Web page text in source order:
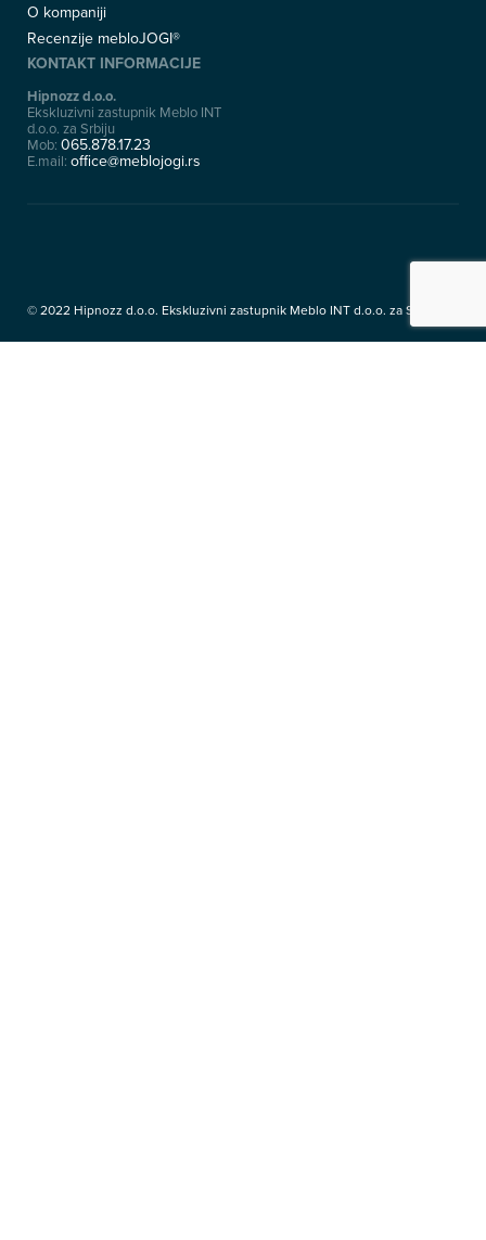
O kompaniji
Recenzije mebloJOGI®
KONTAKT INFORMACIJE
Hipnozz d.o.o.
Ekskluzivni zastupnik Meblo INT
d.o.o. za Srbiju
Mob: 065.878.17.23
E.mail: office@meblojogi.rs
© 2022 Hipnozz d.o.o. Ekskluzivni zastupnik Meblo INT d.o.o. za Srbiju